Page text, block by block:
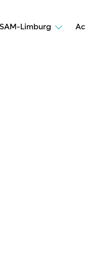
SAM-Limburg